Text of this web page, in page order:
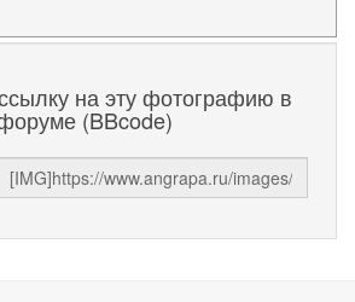
на эту фотографию в
(BBcode)